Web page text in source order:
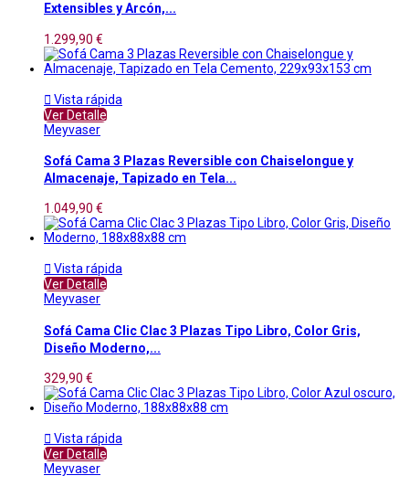
Extensibles y Arcón,...
1.299,90 €
 Vista rápida
Ver Detalle
Meyvaser
Sofá Cama 3 Plazas Reversible con Chaiselongue y
Almacenaje, Tapizado en Tela...
1.049,90 €
 Vista rápida
Ver Detalle
Meyvaser
Sofá Cama Clic Clac 3 Plazas Tipo Libro, Color Gris,
Diseño Moderno,...
329,90 €
 Vista rápida
Ver Detalle
Meyvaser